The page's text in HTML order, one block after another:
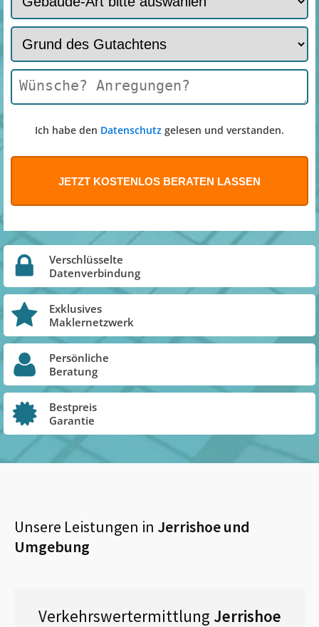
Ich habe den Datenschutz gelesen und verstanden.
Verschlüsselte
Datenverbindung
Exklusives
Maklernetzwerk
Persönliche
Beratung
Bestpreis
Garantie
Unsere Leistungen in Jerrishoeund
Umgebung
Verkehrswertermittlung Jerrishoe